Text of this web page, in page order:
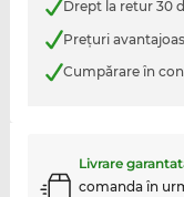
Drept la retur 30
Preţuri
Cumpărare în
Livrare
comanda în